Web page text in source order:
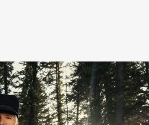
GourmetCars